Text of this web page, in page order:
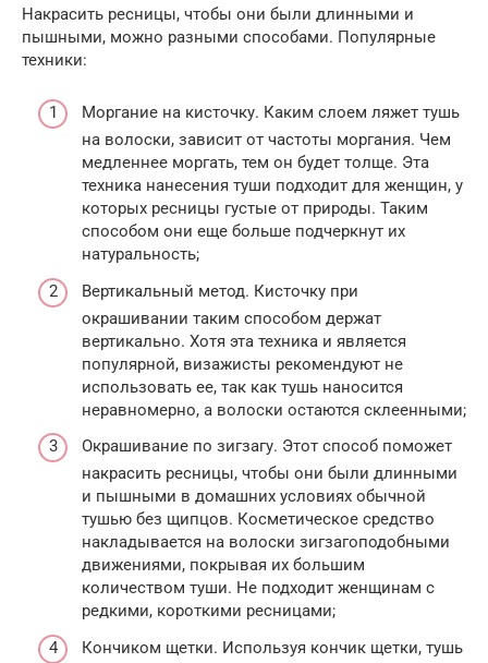
Накрасить ресницы, чтобы они были длинными и
пышными, можно разными способами. Популярные
техники:
Моргание на кисточку. Каким слоем ляжет тушь
на волоски, зависит от частоты моргания. Чем
медленнее моргать, тем он будет толще. Эта
техника нанесения туши подходит для женщин, у
которых ресницы густые от природы. Таким
способом они еще больше подчеркнут их
натуральность;
Вертикальный метод. Кисточку при
окрашивании таким способом держат
вертикально. Хотя эта техника и является
популярной, визажисты рекомендуют не
использовать ее, так как тушь наносится
неравномерно, а волоски остаются склеенными;
Окрашивание по зигзагу. Этот способ поможет
накрасить ресницы, чтобы они были длинными
и пышными в домашних условиях обычной
тушью без щипцов. Косметическое средство
накладывается на волоски зигзагоподобными
движениями, покрывая их большим
количеством туши. Не подходит женщинам с
редкими, короткими ресницами;
Кончиком щетки. Используя кончик щетки, тушь